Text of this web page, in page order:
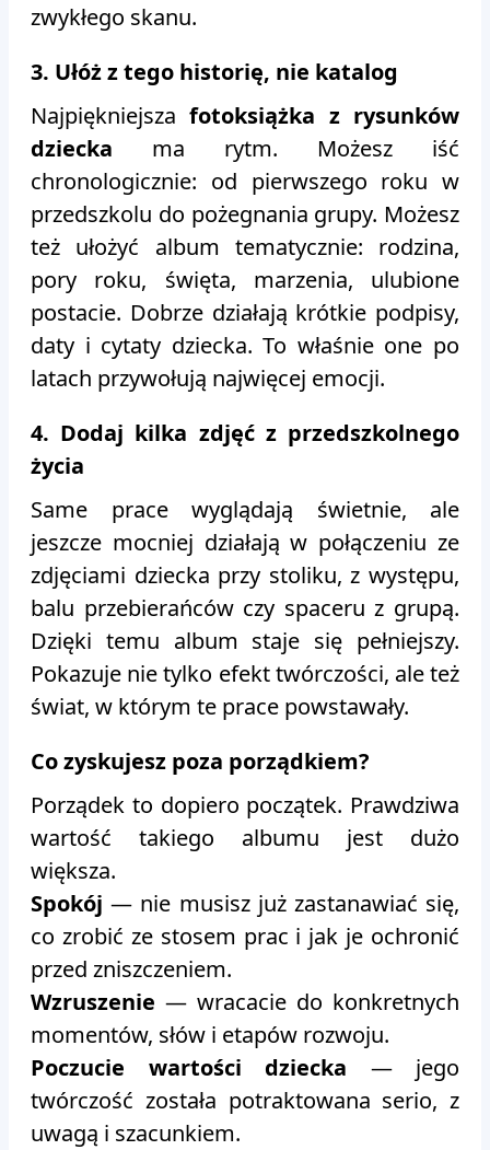
zwykłego skanu.
3. Ułóż z tego historię, nie katalog
Najpiękniejszafotoksiążka z rysunków
dziecka ma rytm. Możesz iść
chronologicznie: od pierwszego roku w
przedszkolu do pożegnania grupy. Możesz
też ułożyć album tematycznie: rodzina,
pory roku, święta, marzenia, ulubione
postacie. Dobrze działają krótkie podpisy,
daty i cytaty dziecka. To właśnie one po
latach przywołują najwięcej emocji.
4. Dodaj kilka zdjęć z przedszkolnego
życia
Same prace wyglądają świetnie, ale
jeszcze mocniej działają w połączeniu ze
zdjęciami dziecka przy stoliku, z występu,
balu przebierańców czy spaceru z grupą.
Dzięki temu album staje się pełniejszy.
Pokazuje nie tylko efekt twórczości, ale też
świat, w którym te prace powstawały.
Co zyskujesz poza porządkiem?
Porządek to dopiero początek. Prawdziwa
wartość takiego albumu jest dużo
większa.
Spokój — nie musisz już zastanawiać się,
co zrobić ze stosem prac i jak je ochronić
przed zniszczeniem.
Wzruszenie — wracacie do konkretnych
momentów, słów i etapów rozwoju.
Poczucie wartości dziecka — jego
twórczość została potraktowana serio, z
uwagą i szacunkiem.